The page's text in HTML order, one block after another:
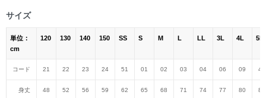
サイズ
単位：
cm
120 130 140 150 SS S M L LL 3L 4L 5L
コード 21 22 23 24 51 01 02 03 04 06 09 47
身丈 48 52 56 59 62 65 68 71 74 77 80 82